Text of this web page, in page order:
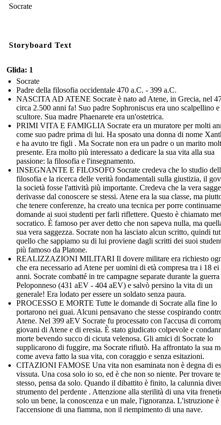
Socrate
Storyboard Text
Glida: 1
Socrate
Padre della filosofia occidentale 470 a.C. - 399 a.C.
NASCITA AD ATENE Socrate è nato ad Atene, in Grecia, nel
circa 2.500 anni fa! Suo padre Sophroniscus era uno scalpellino e
scultore. Sua madre Phaenarete era un'ostetrica.
PRIMI VITA E FAMIGLIA Socrate era un muratore per molti
come suo padre prima di lui. Ha sposato una donna di nome
e ha avuto tre figli . Ma Socrate non era un padre o un marito
presente. Era molto più interessato a dedicare la sua vita alla sua
passione: la filosofia e l'insegnamento.
INSEGNANTE E FILOSOFO Socrate credeva che lo studio
filosofia e la ricerca delle verità fondamentali sulla giustizia, il
la società fosse l'attività più importante. Credeva che la vera
derivasse dal conoscere se stessi. Atene era la sua classe, ma
che tenere conferenze, ha creato una tecnica per porre
domande ai suoi studenti per farli riflettere. Questo è chiamato
socratico. È famoso per aver detto che non sapeva nulla, ma
sua vera saggezza. Socrate non ha lasciato alcun scritto, quindi
quello che sappiamo su di lui proviene dagli scritti dei suoi
più famoso da Platone.
REALIZZAZIONI MILITARI Il dovere militare era richiesto
che era necessario ad Atene per uomini di età compresa tra i 18 ei
anni. Socrate combatté in tre campagne separate durante la
Peloponneso (431 aEV - 404 aEV) e salvò persino la vita di un
generale! Era lodato per essere un soldato senza paura.
PROCESSO E MORTE Tutte le domande di Socrate alla fine lo
portarono nei guai. Alcuni pensavano che stesse cospirando
Atene. Nel 399 aEV Socrate fu processato con l'accusa di
giovani di Atene e di eresia. È stato giudicato colpevole e
morte bevendo succo di cicuta velenosa. Gli amici di Socrate lo
supplicarono di fuggire, ma Socrate rifiutò. Ha affrontato la sua
come aveva fatto la sua vita, con coraggio e senza esitazioni.
CITAZIONI FAMOSE Una vita non esaminata non è degna di
vissuta. Una cosa solo io so, ed è che non so niente. Per trovare te
stesso, pensa da solo. Quando il dibattito è finito, la calunnia
strumento del perdente . Attenzione alla sterilità di una vita
solo un bene, la conoscenza e un male, l'ignoranza. L'istruzione è
l'accensione di una fiamma, non il riempimento di una nave.